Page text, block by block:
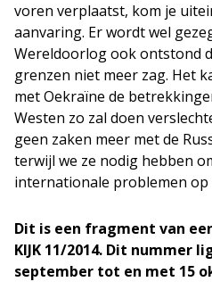
voren verplaatst, kom je
aanvaring. Er wordt wel
Wereldoorlog ook ontstond
grenzen niet meer zag. Het
met Oekraïne de
Westen zo zal doen
geen zaken meer met de
terwijl we ze nodig hebben
internationale problemen op
Dit is een fragment van
KIJK 11/2014. Dit nummer
september tot en met 15